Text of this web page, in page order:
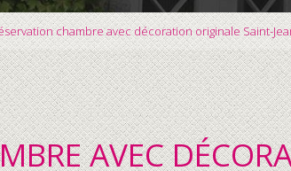
chambre avec décoration originale Saint-
AVEC